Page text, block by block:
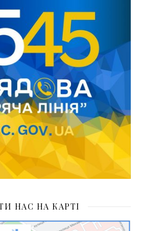
НАС НА КАРТІ